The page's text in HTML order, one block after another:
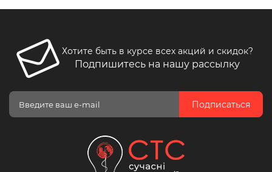
Хотите быть в курсе всех акций и скидок?
Подпишитесь на нашу рассылку
Подписаться